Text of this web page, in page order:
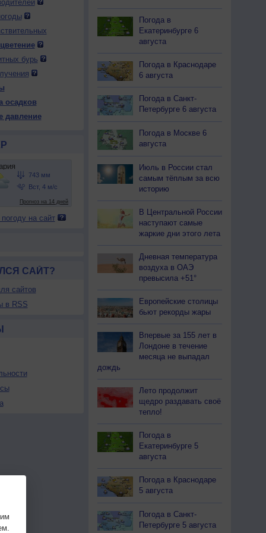
З
10 пн
Ночь
70
Ю-З
61
Ю
10 пн
День
10 пн
Вечер
741
Ю-З
3-6
11 вт
Ночь
741
Ю-З
3-6
+22
11 вт
742
С-З
2-5
11 вт
В
бурь
осадков
давление
на сайт
САЙТ?
сайтов
в RSS
Погода в
Екатеринбурге 6
августа
Погода в Краснодаре
6 августа
Погода в Санкт-
Петербурге 6 августа
Погода в Москве 6
августа
Июль в России стал
самым тёплым за всю
историю
В Центральной России
наступают самые
жаркие дни этого лета
Дневная температура
воздуха в ОАЭ
превысила +51°
Европейские столицы
бьют рекорды жары
Впервые за 155 лет в
Лондоне в течение
месяца не выпадал
дождь
Лето продолжит
щедро раздавать своё
тепло!
Погода в
Екатеринбурге 5
августа
Погода в Краснодаре
5 августа
Погода в Санкт-
Петербурге 5 августа